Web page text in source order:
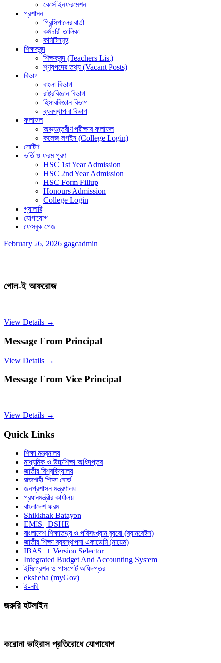
কোর্স ইনফরমেশন
প্রশাসন
প্রিন্সিপালের বার্তা
কর্মচারী তালিকা
কমিটিসমূহ
শিক্ষকবৃন্দ
শিক্ষকবৃন্দ (Teachers List)
শূণ্যপদের তথ্য (Vacant Posts)
বিভাগ
বাংলা বিভাগ
রাষ্ট্রবিজ্ঞান বিভাগ
হিসাববিজ্ঞান বিভাগ
ব্যবস্থাপনা বিভাগ
ফলাফল
অভ্যন্তরীণ পরীক্ষার ফলাফল
কলেজ লগইন (College Login)
নোটিশ
ভর্তি ও ফরম পূরণ
HSC 1st Year Admission
HSC 2nd Year Admission
HSC Form Fillup
Honours Admission
College Login
গ্যালারি
যোগাযোগ
ফেসবুক পেজ
February 26, 2026 gagcadmin
গোল-ই আফরোজ
View Details →
Message From Principal
View Details →
Message From Vice Principal
View Details →
Quick Links
শিক্ষা মন্ত্রনালয়
মাধ্যমিক ও উচ্চশিক্ষা অধিদপ্তর
জাতীয় বিশ্ববিদ্যালয়
রাজশাহী শিক্ষা বোর্ড
জনপ্রশাসন মন্ত্রণালয়
প্রধানমন্ত্রীর কার্যালয়
বাংলাদেশ ফরম
Shikkhak Batayon
EMIS | DSHE
বাংলাদেশ শিক্ষাতথ্য ও পরিসংখ্যান ব্যুরো (ব্যানবেইস)
জাতীয় শিক্ষা ব্যবস্থাপনা একাডেমি (নায়েম)
IBAS++ Version Selector
Integrated Budget And Accounting System
ইমিগ্রেশন ও পাসপোর্ট অধিদপ্তর
eksheba (myGov)
ই-নথি
জরুরি হটলাইন
করোনা ভাইরাস প্রতিরোধে যোগাযোগ